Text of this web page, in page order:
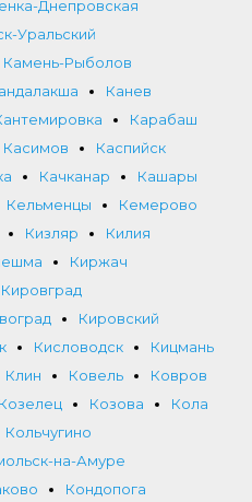
Днепровская
Уральский
Камень-Рыболов
Канев
Карабаш
Касимов
Каспийск
Качканар
Кашары
Кельменцы
Кемерово
Кизляр
Килия
Киржач
Кировград
Кировский
Кисловодск
Кицмань
Клин Ковель
Ковров
Козелец Козова
Кола
Кольчугино
на-Амуре
Кондопога